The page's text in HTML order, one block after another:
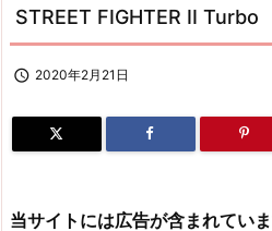
STREET FIGHTER II Turbo
 2020年2月21日
当サイトには広告が含まれていま